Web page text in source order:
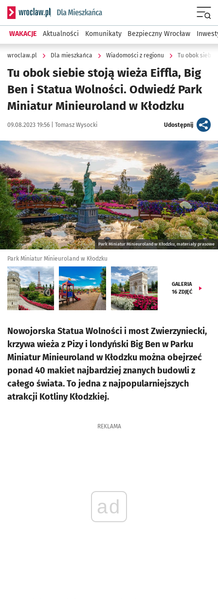
Serwis informacyjny wroclaw.pl podserwis: Dla mieszkańca
WAKACJE Aktualności Komunikaty Bezpieczny Wrocław
wroclaw.pl Dla mieszkańca Wiadomości z regionu
Tu obok siebie stoją wieża Eiffla, Big
Ben i Statua Wolności. Odwiedź Park
Miniatur Minieuroland w Kłodzku
Data publikacji:
09.08.2023 19:56 | Autor:
Tomasz Wysocki Udostępnijartykuł
Kliknij, aby zobaczyć galerię
Park Miniatur Minieuroland w Kłodzku, materiały prasowe
Park Miniatur Minieuroland w Kłodzku
GALERIA
16 ZDJĘĆ
Nowojorska Statua Wolności i most Zwierzyniecki,
krzywa wieża z Pizy i londyński Big Ben w Parku
Miniatur Minieuroland w Kłodzku można obejrzeć
ponad 40 makiet najbardziej znanych budowli z
całego świata. To jedna z najpopularniejszych
atrakcji Kotliny Kłodzkiej.
REKLAMA
ad